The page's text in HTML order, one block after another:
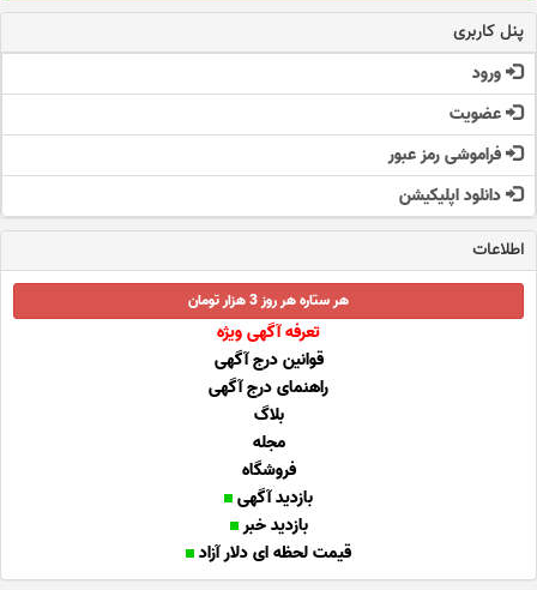
پنل کاربری
ورود
عضویت
فراموشی رمز عبور
دانلود اپلیکیشن
اطلاعات
هر ستاره هر روز 3 هزار تومان
تعرفه آگهی ویژه
قوانین درج آگهی
راهنمای درج آگهی
بلاگ
مجله
فروشگاه
بازدید آگهی
بازدید خبر
قیمت لحظه ای دلار آزاد